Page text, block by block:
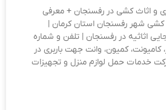
و اثاث کشی در رفسنجان + معرفی
کشی شهر رفسنجان استان کرمان |
اثاثیه در رفسنجان | تلفن و شماره
کامیونت، کمیون، وانت جهت باربری در
خدمات حمل لوازم منزل و تجهیزات